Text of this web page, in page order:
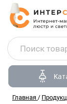
Главная /